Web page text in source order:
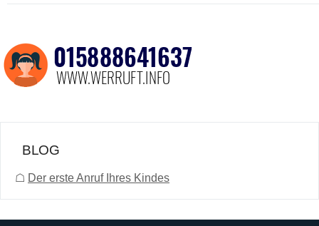
BLOG
☖ Der erste Anruf Ihres Kindes